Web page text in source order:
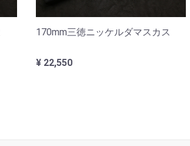
170mm三徳ニッケルダマスカス
¥ 22,550